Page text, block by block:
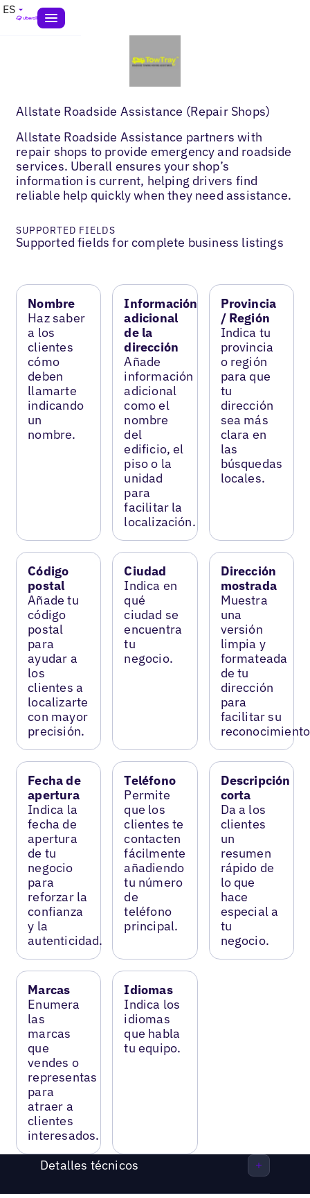
ES
Allstate Roadside Assistance (Repair Shops)
Allstate Roadside Assistance partners with
repair shops to provide emergency and roadside
services. Uberall ensures your shop’s
information is current, helping drivers find
reliable help quickly when they need assistance.
SUPPORTED FIELDS
Supported fields for complete business listings
Nombre
Haz saber
a los
clientes
cómo
deben
llamarte
indicando
un
nombre.
Información
adicional
de la
dirección
Añade
información
adicional
como el
nombre
del
edificio, el
piso o la
unidad
para
facilitar la
localización.
Provincia
/ Región
Indica tu
provincia
o región
para que
tu
dirección
sea más
clara en
las
búsquedas
locales.
Código
postal
Añade tu
código
postal
para
ayudar a
los
clientes a
localizarte
con mayor
precisión.
Ciudad
Indica en
qué
ciudad se
encuentra
tu
negocio.
Dirección
mostrada
Muestra
una
versión
limpia y
formateada
de tu
dirección
para
facilitar su
Fecha de
apertura
Indica la
fecha de
apertura
de tu
negocio
para
reforzar la
confianza
y la
autenticidad.
Teléfono
Permite
que los
clientes te
contacten
fácilmente
añadiendo
tu número
de
teléfono
principal.
Descripción
corta
Da a los
clientes
un
resumen
rápido de
lo que
hace
especial a
tu
negocio.
Marcas
Enumera
las
marcas
que
vendes o
representas
para
atraer a
clientes
interesados.
Idiomas
Indica los
idiomas
que habla
tu equipo.
Detalles técnicos